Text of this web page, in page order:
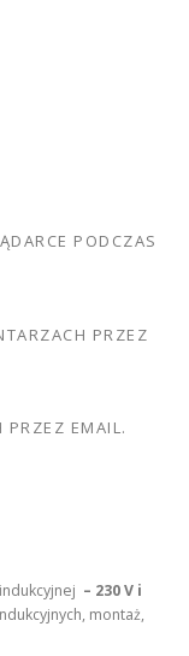
PODCZAS
PRZEZ
PRZEZ EMAIL.
– 230 V i
montaż,